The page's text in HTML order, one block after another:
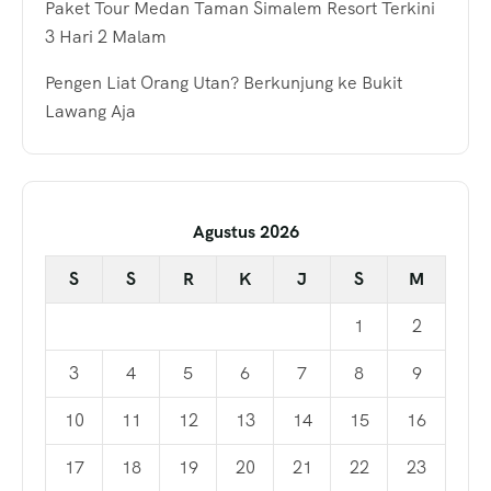
Paket Tour Medan Taman Simalem Resort Terkini
3 Hari 2 Malam
Pengen Liat Orang Utan? Berkunjung ke Bukit
Lawang Aja
Agustus 2026
S S R K J S M
1 2
3 4 5 6 7 8 9
10 11 12 13 14 15 16
17 18 19 20 21 22 23